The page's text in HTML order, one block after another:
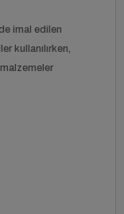
imal edilen
kullanılırken,